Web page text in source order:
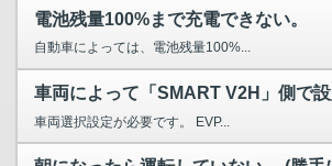
電池残量100%まで充電できない。
自動車によっては、電池残量100%...
車両選択設定が必要です。 EVP...